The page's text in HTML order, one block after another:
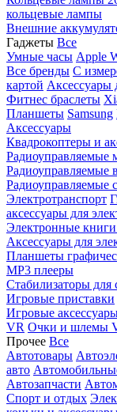
кольцевые лампы
Внешние
Гаджеты Все
Умные часы Apple
Все бренды C
картой Аксессуары
Фитнес браслеты
Планшеты Samsung
Аксессуары
Квадрокоптеры и
Радиоуправляемые
Радиоуправляемые
Радиоуправляемые
Электротранспорт
аксессуары для
Электронные книги
Аксессуары для
Планшеты
MP3 плееры
Стабилизаторы для
Игровые приставки
Игровые
VR Очки и шлемы
Прочее Все
Автотовары
авто
Автозапчасти
Спорт и отдых